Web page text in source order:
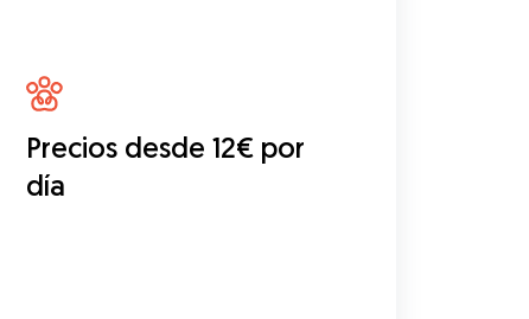
Precios desde 12€ por
día